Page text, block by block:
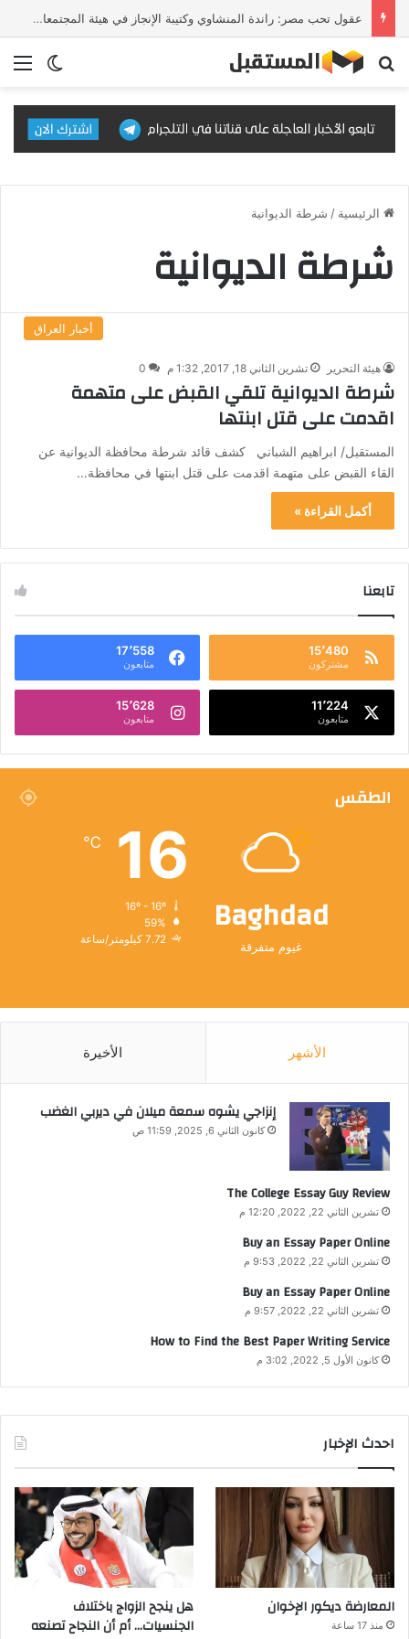
عقول تحب مصر: راندة المنشاوي وكتيبة الإنجاز في هيئة المجتمعات العمرانية
الوضع بحث عن
الرئيسية / شرطة الديوانية
شرطة الديوانية
أخبار العراق
هيئة التحرير تشرين الثاني 18, 2017, 1:32 م 0
شرطة الديوانية تلقي القبض على متهمة
اقدمت على قتل ابنتها
المستقبل/ ابراهيم الشباني كشف قائد شرطة محافظة الديوانية عن
القاء القبض على متهمة اقدمت على قتل ابنتها في محافظة…
أكمل القراءة »
تابعنا
15٬480
مشتركون
17٬558
متابعون
11٬224
متابعون
15٬628
متابعون
الطقس
Baghdad
غيوم متفرقة
16
℃
59%
7.72 كيلومتر/ساعة
الأشهر الأخيرة
إنزاجي يشوه سمعة ميلان في ديربي الغضب
كانون الثاني 6, 2025, 11:59 ص
The College Essay Guy Review
تشرين الثاني 22, 2022, 12:20 م
Buy an Essay Paper Online
تشرين الثاني 22, 2022, 9:53 م
Buy an Essay Paper Online
تشرين الثاني 22, 2022, 9:57 م
How to Find the Best Paper Writing Service
كانون الأول 5, 2022, 3:02 م
احدث الإخبار
المعارضة ديكور الإخوان
منذ 17 ساعة
هل ينجح الزواج باختلاف
الجنسيات… أم أن النجاح تصنعه